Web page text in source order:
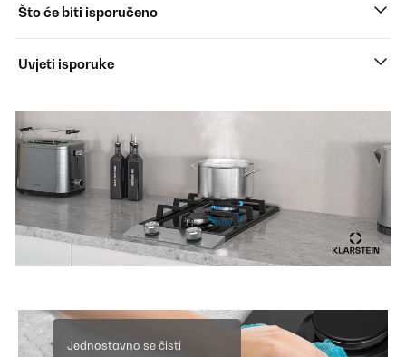
Što će biti isporučeno
Uvjeti isporuke
Jednostavno se čisti